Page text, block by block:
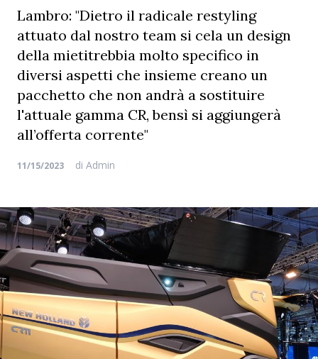
Lambro: "Dietro il radicale restyling
attuato dal nostro team si cela un design
della mietitrebbia molto specifico in
diversi aspetti che insieme creano un
pacchetto che non andrà a sostituire
l'attuale gamma CR, bensì si aggiungerà
all’offerta corrente"
11/15/2023 di Admin